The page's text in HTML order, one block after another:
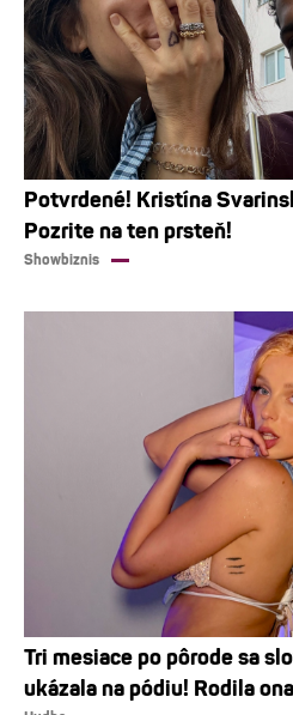
Potvrdené! Kristína
Pozrite na ten prsteň!
Showbiznis
Tri mesiace po pôrode sa
ukázala na pódiu! Rodila